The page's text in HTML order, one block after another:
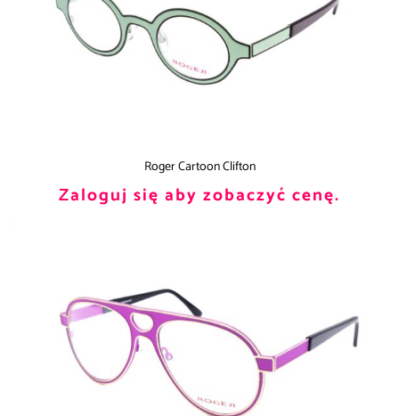
Roger Cartoon Clifton
Zaloguj się aby zobaczyć cenę.